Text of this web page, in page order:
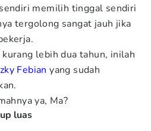
memilih tinggal sendiri
tergolong sangat jauh jika
lebih dua tahun, inilah
Febian yang sudah
ya, Ma?
luas